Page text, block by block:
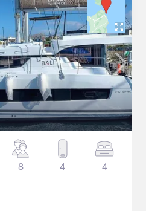
8 4 4